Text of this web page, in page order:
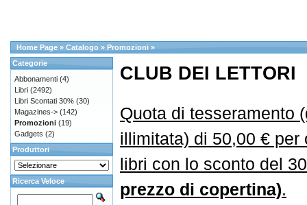
Home Page » Catalogo » Promozioni »
CLUB DEI LETTORI
Quota di tesseramento
illimitata) di 50,00 € per
libri con lo sconto del
prezzo di copertina).
Categorie
Abbonamenti (4)
Libri (2492)
Libri Scontati 30% (30)
Magazines-> (142)
Promozioni (19)
Gadgets (2)
Produttori
Ricerca Veloce